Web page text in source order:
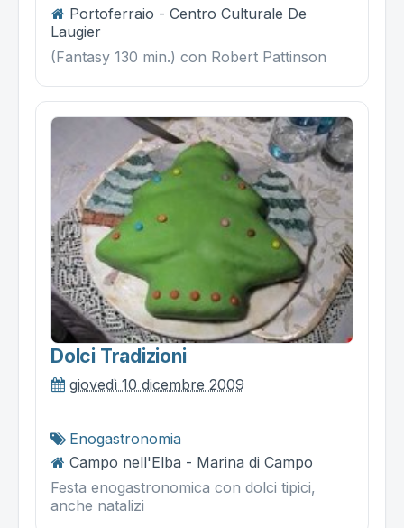
Portoferraio - Centro Culturale De
Laugier
(Fantasy 130 min.) con Robert Pattinson
Dolci Tradizioni
giovedì 10 dicembre 2009
Enogastronomia
Campo nell'Elba - Marina di Campo
Festa enogastronomica con dolci tipici,
anche natalizi